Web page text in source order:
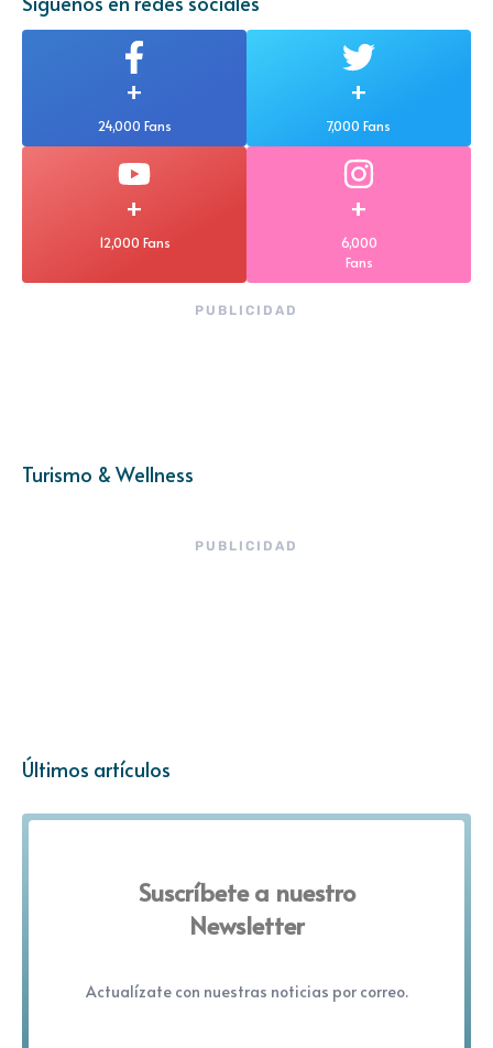
+
24,000 Fans
+
7,000 Fans
+
12,000 Fans
+
6,000
Fans
PUBLICIDAD
Turismo & Wellness
PUBLICIDAD
Últimos artículos
Suscríbete a nuestro
Newsletter
Actualízate con nuestras noticias por correo.